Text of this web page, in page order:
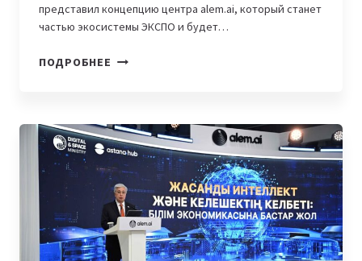
представил концепцию центра alem.ai, который станет
частью экосистемы ЭКСПО и будет…
ПОДРОБНЕЕ В
ЦЕНТР
ИСКУССТВЕННОГО
ИНТЕЛЛЕКТА